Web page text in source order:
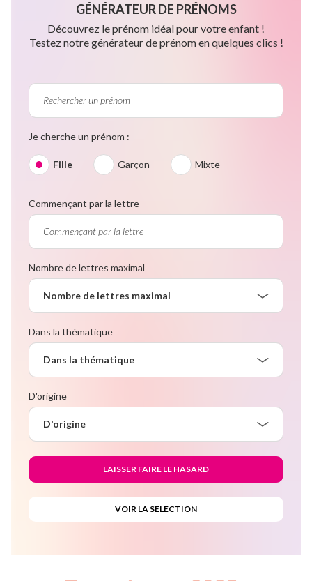
GÉNÉRATEUR DE PRÉNOMS
Découvrez le prénom idéal pour votre enfant !
Testez notre générateur de prénom en quelques clics !
Je cherche un prénom :
Fille Garçon Mixte
Commençant par la lettre
Nombre de lettres maximal
Nombre de lettres maximal
Dans la thématique
Dans la thématique
D'origine
D'origine